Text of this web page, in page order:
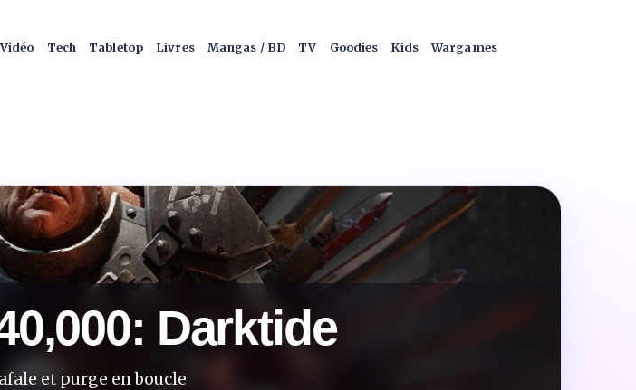
Tech Tabletop Livres Mangas / BD TV Goodies Kids Wargames
Darktide
et purge en boucle